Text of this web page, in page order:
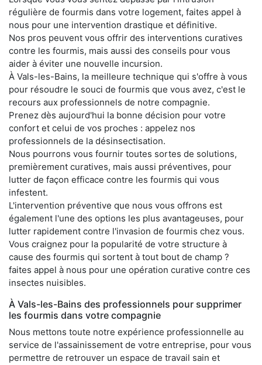
régulière de fourmis dans votre logement, faites appel à
nous pour une intervention drastique et définitive.
Nos pros peuvent vous offrir des interventions curatives
contre les fourmis, mais aussi des conseils pour vous
aider à éviter une nouvelle incursion.
À Vals-les-Bains, la meilleure technique qui s'offre à vous
pour résoudre le souci de fourmis que vous avez, c'est le
recours aux professionnels de notre compagnie.
Prenez dès aujourd'hui la bonne décision pour votre
confort et celui de vos proches : appelez nos
professionnels de la désinsectisation.
Nous pourrons vous fournir toutes sortes de solutions,
premièrement curatives, mais aussi préventives, pour
lutter de façon efficace contre les fourmis qui vous
infestent.
L'intervention préventive que nous vous offrons est
également l'une des options les plus avantageuses, pour
lutter rapidement contre l'invasion de fourmis chez vous.
Vous craignez pour la popularité de votre structure à
cause des fourmis qui sortent à tout bout de champ ?
faites appel à nous pour une opération curative contre ces
insectes nuisibles.
À Vals-les-Bains des professionnels pour supprimer
les fourmis dans votre compagnie
Nous mettons toute notre expérience professionnelle au
service de l'assainissement de votre entreprise, pour vous
permettre de retrouver un espace de travail sain et